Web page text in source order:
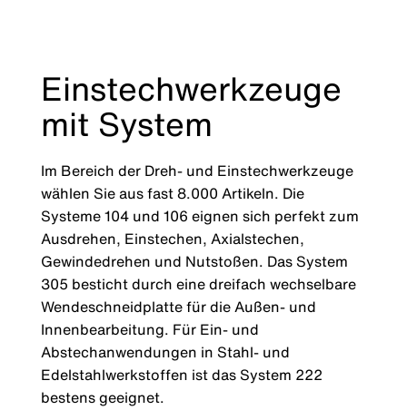
Einstechwerkzeuge
mit System
Im Bereich der Dreh- und Einstechwerkzeuge
wählen Sie aus fast 8.000 Artikeln. Die
Systeme 104 und 106 eignen sich perfekt zum
Ausdrehen, Einstechen, Axialstechen,
Gewindedrehen und Nutstoßen. Das System
305 besticht durch eine dreifach wechselbare
Wendeschneidplatte für die Außen- und
Innenbearbeitung. Für Ein- und
Abstechanwendungen in Stahl- und
Edelstahlwerkstoffen ist das System 222
bestens geeignet.